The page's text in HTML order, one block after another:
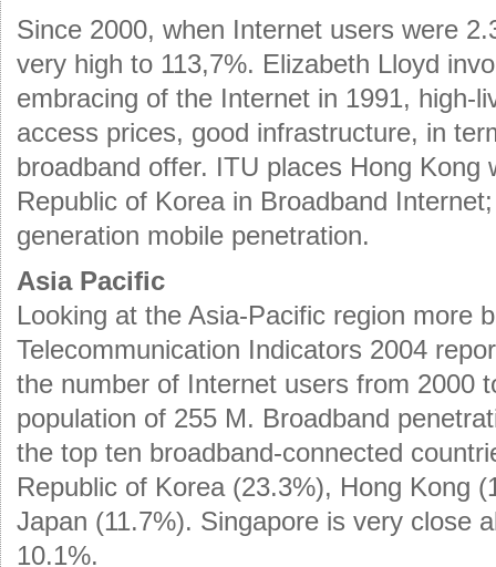
Since 2000, when Internet users were
very high to 113,7%. Elizabeth Lloyd
embracing of the Internet in 1991, high-
access prices, good infrastructure, in
broadband offer. ITU places Hong Kong
Republic of Korea in Broadband
generation mobile penetration.
Asia Pacific
Looking at the Asia-Pacific region more
Telecommunication Indicators 2004
the number of Internet users from 2000
population of 255 M. Broadband
the top ten broadband-connected
Republic of Korea (23.3%), Hong Kong
Japan (11.7%). Singapore is very close
10.1%.